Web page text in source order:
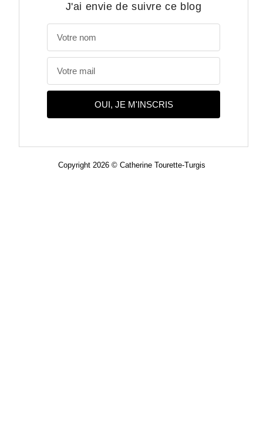
J'ai envie de suivre ce blog
OUI, JE M'INSCRIS
Copyright 2026 © Catherine Tourette-Turgis